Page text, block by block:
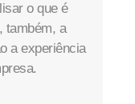
o que é
também, a
a experiência